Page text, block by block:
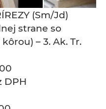
(Sm/Jd)
strane so
– 3. Ak. Tr.
DPH